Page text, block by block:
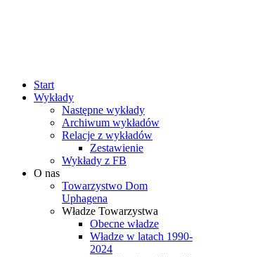
Start
Wykłady
Następne wykłady
Archiwum wykładów
Relacje z wykładów
Zestawienie
Wykłady z FB
O nas
Towarzystwo Dom
Uphagena
Władze Towarzystwa
Obecne władze
Władze w latach 1990-
2024